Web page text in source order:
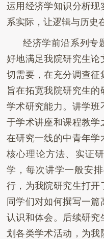
运用经济学知识分析现
系实际，让逻辑与历史
经济学前沿系列专
好地满足我院研究生论
切需要，在充分调查征
旨在拓宽我院研究生
学术研究能力。讲学班
于学术讲座和课程教学
在研究一线的中青年学
核心理论方法、实证
学，每次讲学一般安排
行，为我院研究生打开
同学们对如何撰写一
认识和体会。后续研
划各类学术活动，为我